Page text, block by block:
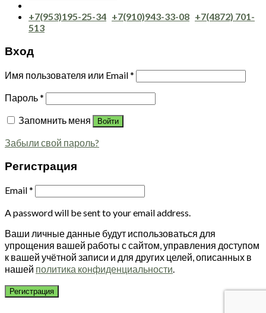
+7(953)195-25-34 +7(910)943-33-08 +7(4872) 701-
513
Вход
Имя пользователя или Email*
Пароль*
Запомнить меня
Войти
Забыли свой пароль?
Регистрация
Email*
A password will be sent to your email address.
Ваши личные данные будут использоваться для
упрощения вашей работы с сайтом, управления доступом
к вашей учётной записи и для других целей, описанных в
нашей политика конфиденциальности.
Регистрация